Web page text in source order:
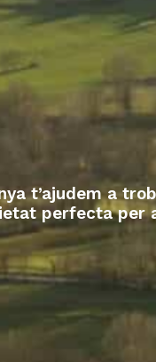
t’ajudem a
perfecta per